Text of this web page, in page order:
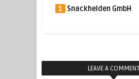
1 Snackhelden GmbH
LEAVE A